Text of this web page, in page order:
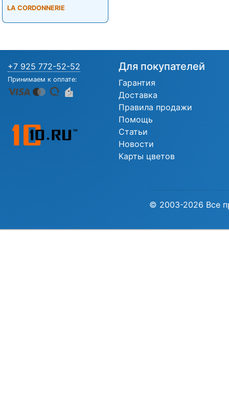
LA CORDONNERIE
+7 925 772-52-52
Принимаем к оплате:
Для покупателей
Гарантия
Доставка
Правила продажи
Помощь
Статьи
Новости
Карты цветов
© 2003-2026 Все